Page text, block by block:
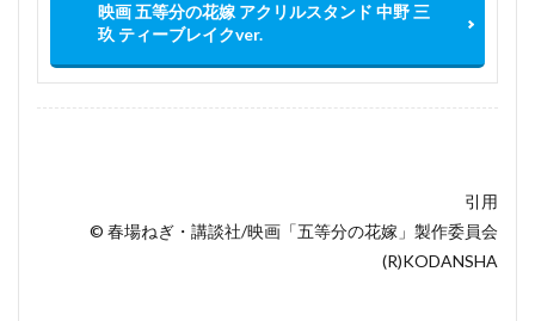
映画 五等分の花嫁 アクリルスタンド 中野 三
玖 ティーブレイクver.
引用
© 春場ねぎ・講談社/映画「五等分の花嫁」製作委員会
(R)KODANSHA